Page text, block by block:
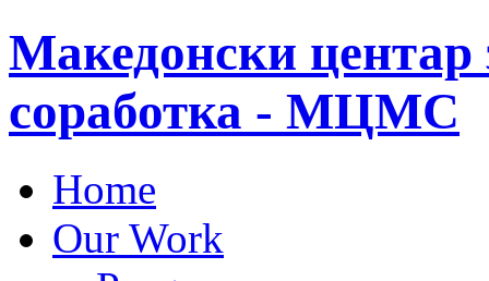
Македонски центар
соработка - МЦМС
Home
Our Work